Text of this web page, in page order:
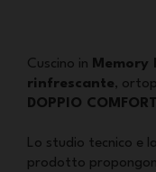
Cuscino in Memory
rinfrescante,
DOPPIO COMFORT
Lo studio tecnico e
prodotto